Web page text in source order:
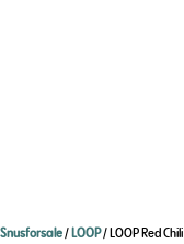
Snusforsale/LOOP/ LOOP Red